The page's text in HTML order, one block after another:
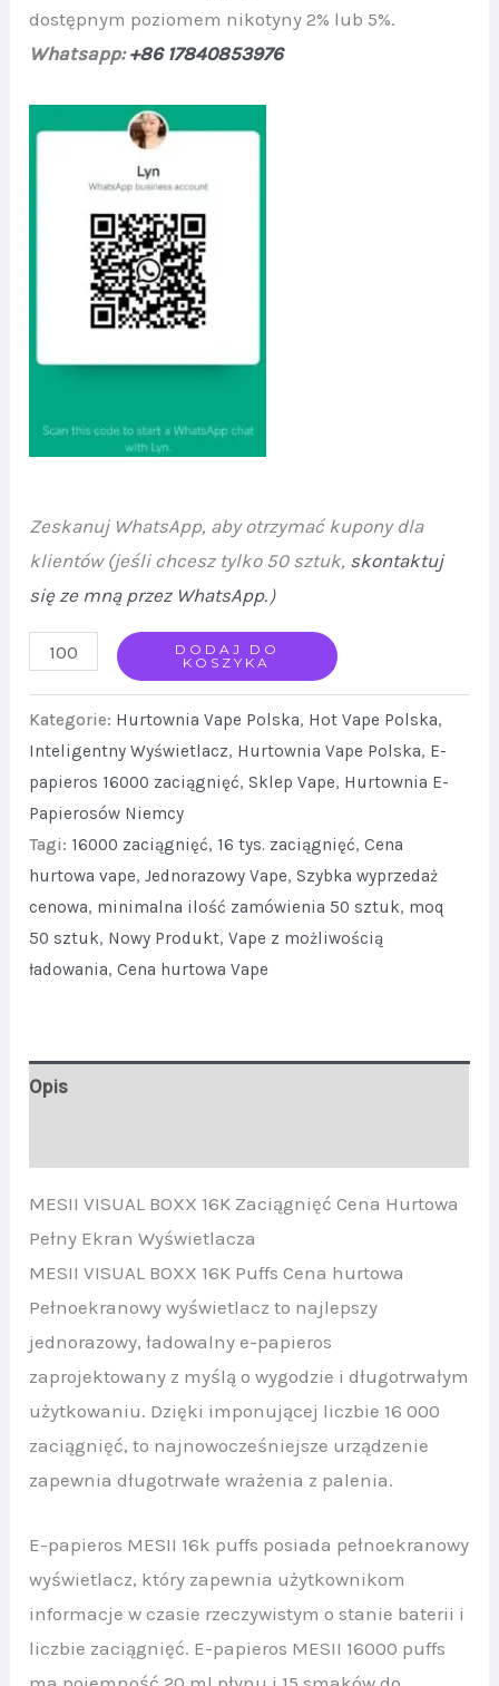
dostępnym poziomem nikotyny 2% lub 5%.
Whatsapp:+86 17840853976
Zeskanuj WhatsApp, aby otrzymać kupony dla
klientów (jeśli chcesz tylko 50 sztuk, skontaktuj
się ze mną przez WhatsApp. ）
MESII
BOXX
16K
Puffs
Bulk
Price
Dispaly
DODAJ DO
KOSZYKA
Kategorie: Hurtownia Vape Polska, Hot Vape Polska,
Inteligentny Wyświetlacz, Hurtownia Vape Polska, E-
papieros 16000 zaciągnięć,Sklep Vape, Hurtownia E-
Papierosów Niemcy
Tagi: 16000 zaciągnięć, 16 tys. zaciągnięć,Cena
hurtowa vape,Jednorazowy Vape,Szybka wyprzedaż
cenowa, minimalna ilość zamówienia 50 sztuk, moq
50 sztuk, Nowy Produkt,Vape z możliwością
ładowania,Cena hurtowa Vape
Opis
MESII VISUAL BOXX 16K Zaciągnięć Cena Hurtowa
Pełny Ekran Wyświetlacza
MESII VISUAL BOXX 16K Puffs Cena hurtowa
Pełnoekranowy wyświetlacz to najlepszy
jednorazowy, ładowalny e-papieros
zaprojektowany z myślą o wygodzie i długotrwałym
użytkowaniu. Dzięki imponującej liczbie 16 000
zaciągnięć, to najnowocześniejsze urządzenie
zapewnia długotrwałe wrażenia z palenia.
E-papieros MESII 16k puffs posiada pełnoekranowy
wyświetlacz, który zapewnia użytkownikom
informacje w czasie rzeczywistym o stanie baterii i
liczbie zaciągnięć. E-papieros MESII 16000 puffs